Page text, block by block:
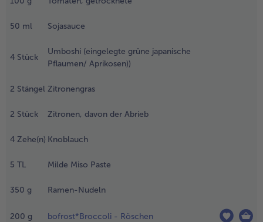
50 ml Sojasauce
4 Stück
Umboshi (eingelegte grüne japanische
Pflaumen/ Aprikosen))
2 Stängel Zitronengras
2 Stück Zitronen, davon der Abrieb
4 Zehe(n) Knoblauch
5 TL Milde Miso Paste
350 g Ramen-Nudeln
200 g bofrost*Broccoli - Röschen
Tomaten
der
den
dem
dem